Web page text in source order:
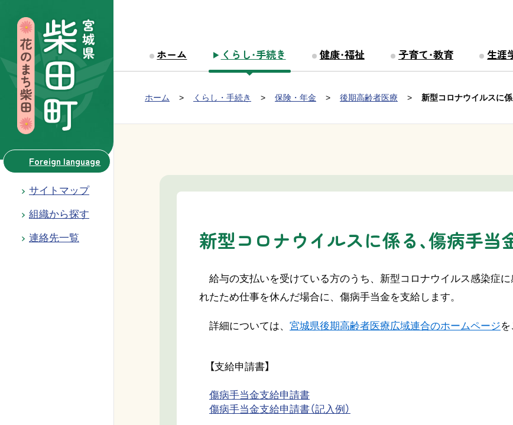
Foreign language
サイトマップ
組織から探す
連絡先一覧
Group NAV
ホーム くらし・手続き 健康・福祉 子育て・教育 生涯
現在位置：
ホーム くらし・手続き 保険・年金 後期高齢者医療 新型コロナウイルスに
新型コロナウイルスに係る、傷病手当
給与の支払いを受けている方のうち、新型コロナウイルス感染症
れたため仕事を休んだ場合に、傷病手当金を支給します。
詳細については、 宮城県後期高齢者医療広域連合のホームページを
【支給申請書】
傷病手当金支給申請書
傷病手当金支給申請書（記入例）